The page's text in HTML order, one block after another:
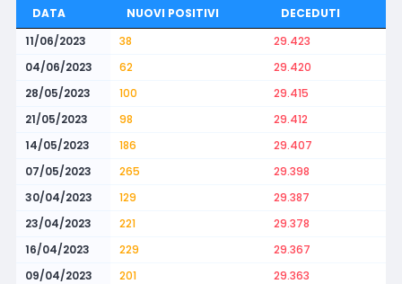
DATA NUOVI POSITIVI
DECEDUTI
11/06/2023
38
29.423
04/06/2023
62
29.420
28/05/2023
100
29.415
21/05/2023
98
29.412
14/05/2023
186
29.407
07/05/2023
265
29.398
30/04/2023
129
29.387
23/04/2023
221
29.378
16/04/2023
229
29.367
09/04/2023
201
29.363